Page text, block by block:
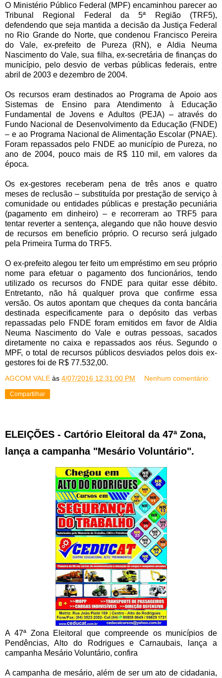
O Ministério Público Federal (MPF) encaminhou parecer ao
Tribunal Regional Federal da 5ª Região (TRF5),
defendendo que seja mantida a decisão da Justiça Federal
no Rio Grande do Norte, que condenou Francisco Pereira
do Vale, ex-prefeito de Pureza (RN), e Aldia Neuma
Nascimento do Vale, sua filha, ex-secretária de finanças do
município, pelo desvio de verbas públicas federais, entre
abril de 2003 e dezembro de 2004.
Os recursos eram destinados ao Programa de Apoio aos
Sistemas de Ensino para Atendimento à Educação
Fundamental de Jovens e Adultos (PEJA) – através do
Fundo Nacional de Desenvolvimento da Educação (FNDE)
– e ao Programa Nacional de Alimentação Escolar (PNAE).
Foram repassados pelo FNDE ao município de Pureza, no
ano de 2004, pouco mais de R$ 110 mil, em valores da
época.
Os ex-gestores receberam pena de três anos e quatro
meses de reclusão – substituída por prestação de serviço à
comunidade ou entidades públicas e prestação pecuniária
(pagamento em dinheiro) – e recorreram ao TRF5 para
tentar reverter a sentença, alegando que não houve desvio
de recursos em benefício próprio. O recurso será julgado
pela Primeira Turma do TRF5.
O ex-prefeito alegou ter feito um empréstimo em seu próprio
nome para efetuar o pagamento dos funcionários, tendo
utilizado os recursos do FNDE para quitar esse débito.
Entretanto, não há qualquer prova que confirme essa
versão. Os autos apontam que cheques da conta bancária
destinada especificamente para o depósito das verbas
repassadas pelo FNDE foram emitidos em favor de Aldia
Neuma Nascimento do Vale e outras pessoas, sacados
diretamente no caixa e repassados aos réus. Segundo o
MPF, o total de recursos públicos desviados pelos dois ex-
gestores foi de R$ 77.532,00.
AGCOM VALE às 4/07/2016 12:31:00 PM Nenhum comentário:
Compartilhar
ELEIÇÕES - Cartório Eleitoral da 47ª Zona,
lança a campanha "Mesário Voluntário".
A 47ª Zona Eleitoral que compreende os municípios de
Pendências, Alto do Rodrigues e Carnaubais, lança a
campanha Mesário Voluntário, confira
A campanha de mesário, além de ser um ato de cidadania,